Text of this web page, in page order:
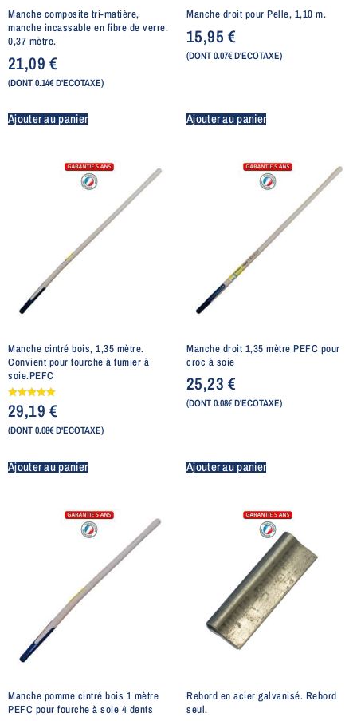
Manche composite tri-matière,
manche incassable en fibre de verre.
0,37 mètre.
21,09€
(DONT 0.14€ D'ECOTAXE)
Ajouter au panier
Manche droit pour Pelle, 1,10 m.
15,95€
(DONT 0.07€ D'ECOTAXE)
Ajouter au panier
Manche cintré bois, 1,35 mètre.
Convient pour fourche à fumier à
soie.PEFC
Note
5.00
sur 5
29,19€
(DONT 0.08€ D'ECOTAXE)
Ajouter au panier
Manche droit 1,35 mètre PEFC pour
croc à soie
25,23€
(DONT 0.08€ D'ECOTAXE)
Ajouter au panier
Manche pomme cintré bois 1 mètre
PEFC pour fourche à soie 4 dents
Rebord en acier galvanisé. Rebord
seul.